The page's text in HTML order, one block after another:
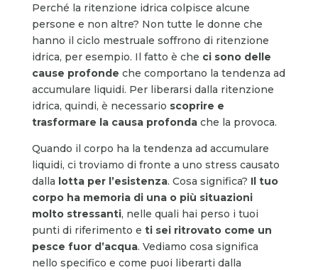
Perché la ritenzione idrica colpisce alcune
persone e non altre? Non tutte le donne che
hanno il ciclo mestruale soffrono di ritenzione
idrica, per esempio. Il fatto è che ci sono delle
cause profonde che comportano la tendenza ad
accumulare liquidi. Per liberarsi dalla ritenzione
idrica, quindi, è necessario scoprire e
trasformare la causa profondache la provoca.
Quando il corpo ha la tendenza ad accumulare
liquidi, ci troviamo di fronte a uno stress causato
dalla lotta per l’esistenza. Cosa significa? Il tuo
corpo ha memoria di una o più situazioni
molto stressanti, nelle quali hai perso i tuoi
punti di riferimento e ti sei ritrovato come un
pesce fuor d’acqua. Vediamo cosa significa
nello specifico e come puoi liberarti dalla